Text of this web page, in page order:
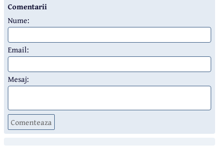
Comentarii
Nume:
Email:
Mesaj:
Comenteaza